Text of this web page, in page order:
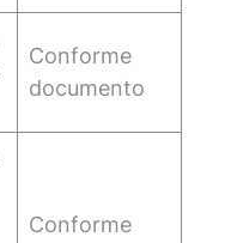
Conforme
documento
Conforme